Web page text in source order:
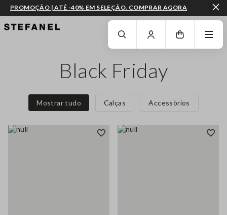
IR PARA O CONTEÚDO PRINCIPAL DESÇA ATÉ AO FIM DA PÁGINA
PROMOÇÃO | ATÉ -40% EM SELEÇÃO. COMPRAR AGORA
Black Friday
Mostrar tudo Calças Accessòrios